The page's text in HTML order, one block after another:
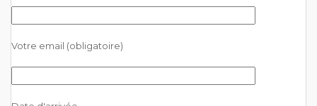
Votre email (obligatoire)